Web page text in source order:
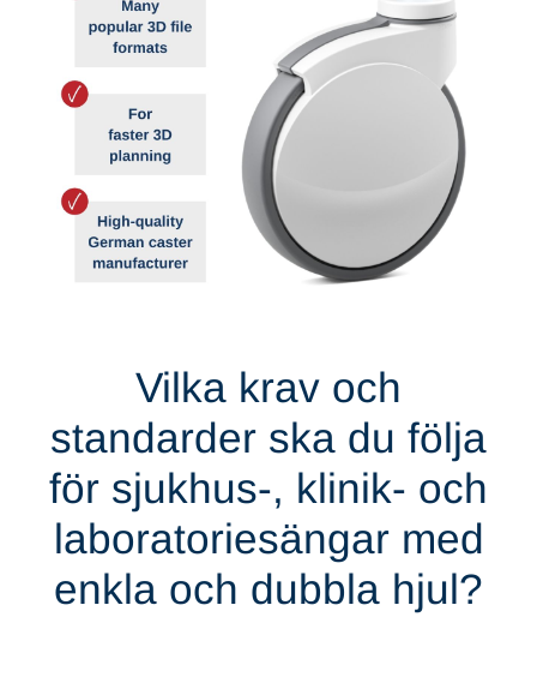
Vilka krav och
standarder ska du följa
för sjukhus-, klinik- och
laboratoriesängar med
enkla och dubbla hjul?